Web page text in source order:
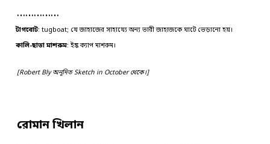
……………
টাগবোট: tugboat; যে জাহাজের সাহায্যে অন্য ভারী জাহাজকে ঘাটে ভেড়ানো হয়।
কালি-ছাতা মাশরুম: ইঙ্ক ক্যাপ মাশরুম।
[Robert Bly অনূদিত Sketch in October থেকে।]
রোমান খিলান